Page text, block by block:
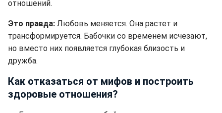
отношений.
Это правда: Любовь меняется. Она растет и
трансформируется. Бабочки со временем исчезают,
но вместо них появляется глубокая близость и
дружба.
Как отказаться от мифов и построить
здоровые отношения?